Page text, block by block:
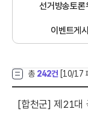
선거방송토론
이벤트게
총 242건 [10/17
[합천군] 제21대 국